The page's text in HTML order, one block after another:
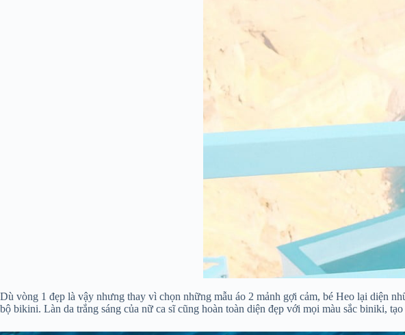
Dù vòng 1 đẹp là vậy nhưng thay vì chọn những mẫu áo 2 mảnh gợi cảm, bé Heo lại diện
bộ bikini. Làn da trắng sáng của nữ ca sĩ cũng hoàn toàn diện đẹp với mọi màu sắc biniki,